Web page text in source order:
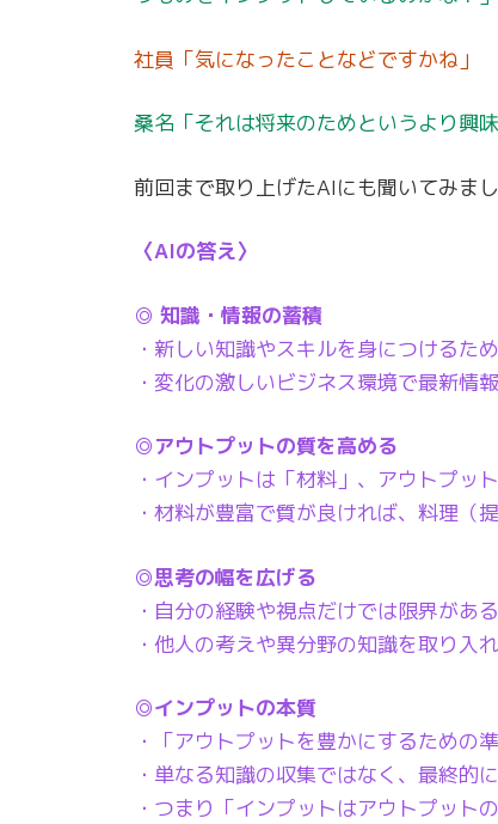
社員「気になったことなどですかね」
桑名「それは将来のためというより興
前回まで取り上げたAIにも聞いてみま
〈AIの答え〉
◎ 知識・情報の蓄積
・新しい知識やスキルを身につけるため
・変化の激しいビジネス環境で最新情
◎アウトプットの質を高める
・インプットは「材料」、アウトプッ
・材料が豊富で質が良ければ、料理（
◎思考の幅を広げる
・自分の経験や視点だけでは限界がある
・他人の考えや異分野の知識を取り入
◎インプットの本質
・「アウトプットを豊かにするための準
・単なる知識の収集ではなく、最終的
・つまり「インプットはアウトプット